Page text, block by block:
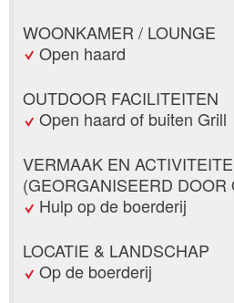
WOONKAMER / LOUNGE
Open haard
OUTDOOR FACILITEITEN
Open haard of buiten Grill
VERMAAK EN
(GEORGANISEERD DOOR
Hulp op de boerderij
LOCATIE & LANDSCHAP
Op de boerderij